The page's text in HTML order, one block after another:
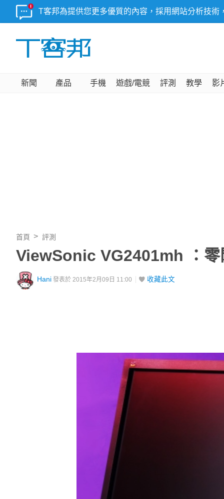
T客邦為提供您更多優質的內容，採用網站分析技
新聞 產品 手機 遊戲/電競 評測 教學 影
首頁 評測
ViewSonic VG2401mh ：零
Hani 發表於 2015年2月09日 11:00 收藏此文